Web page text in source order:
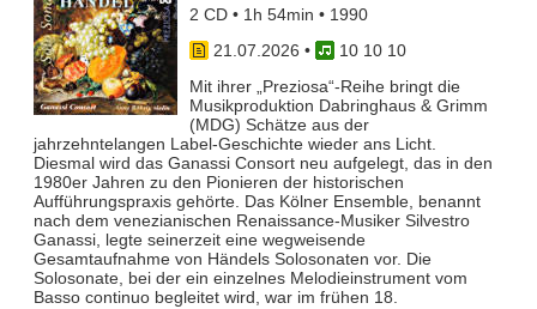
2 CD • 1h 54min • 1990
21.07.2026 •
10 10 10
Mit ihrer „Preziosa“-Reihe bringt die
Musikproduktion Dabringhaus & Grimm
(MDG) Schätze aus der
jahrzehntelangen Label-Geschichte wieder ans Licht.
Diesmal wird das Ganassi Consort neu aufgelegt, das in den
1980er Jahren zu den Pionieren der historischen
Aufführungspraxis gehörte. Das Kölner Ensemble, benannt
nach dem venezianischen Renaissance-Musiker Silvestro
Ganassi, legte seinerzeit eine wegweisende
Gesamtaufnahme von Händels Solosonaten vor. Die
Solosonate, bei der ein einzelnes Melodieinstrument vom
Basso continuo begleitet wird, war im frühen 18.